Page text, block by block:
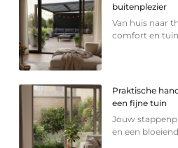
buitenplezier
Van huis naar
comfort en
Praktische
een fijne tuin
Jouw
en een